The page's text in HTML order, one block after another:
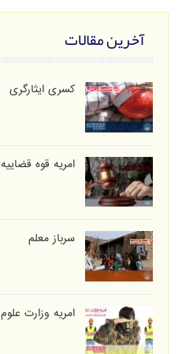
آخرین مقالات
کسری ایثارگری
امریه قوه قضاییه
سرباز معلم
امریه وزارت علوم